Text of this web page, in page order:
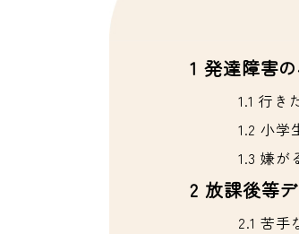
1 発達障害
1.1 行き
1.2 小学
1.3 嫌が
2 放課後等
2.1 苦手